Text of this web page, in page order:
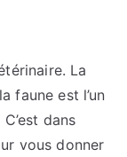
La
faune est l’un
dans
vous donner